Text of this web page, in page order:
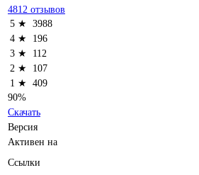
4812 отзывов
5 ★ 3988
4 ★
196
3 ★
112
2 ★
107
1 ★ 409
90%
Скачать
Версия
Активен на
Ссылки